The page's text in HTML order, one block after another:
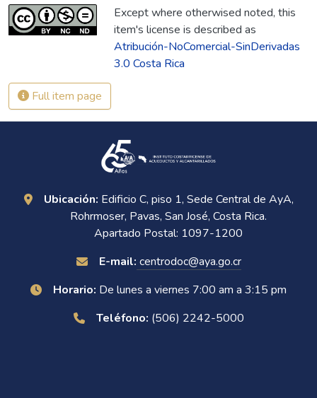
Except where otherwised noted, this
item's license is described as
Atribución-NoComercial-SinDerivadas
3.0 Costa Rica
Full item page
Ubicación: Edificio C, piso 1, Sede Central de AyA,
Rohrmoser, Pavas, San José, Costa Rica.
Apartado Postal: 1097-1200
E-mail: centrodoc@aya.go.cr
Horario: De lunes a viernes 7:00 am a 3:15 pm
Teléfono: (506) 2242-5000